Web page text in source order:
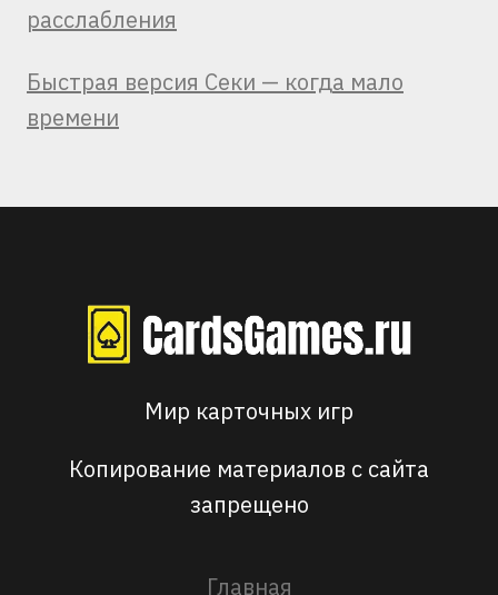
расслабления
Быстрая версия Секи — когда мало
времени
Мир карточных игр
Копирование материалов с сайта
запрещено
Главная